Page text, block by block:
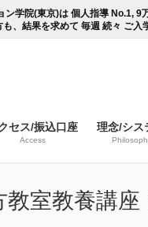
学院(東京)は 個人指導 No.1,
、結果を求めて 毎週 続々 ご入
セス/振込口座
Access
理念/シス
教室教養講座